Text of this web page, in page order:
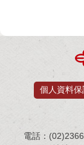
個人資料保
電話：